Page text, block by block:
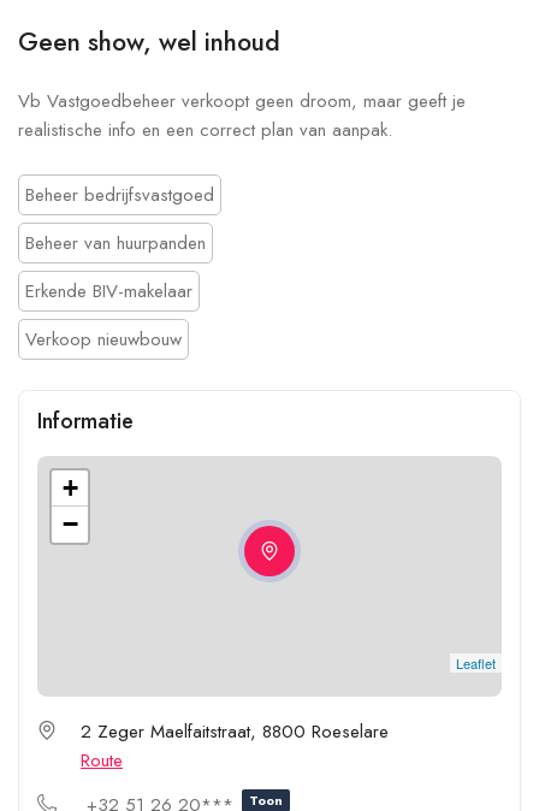
Geen show, wel inhoud
Vb Vastgoedbeheer verkoopt geen droom, maar geeft je
realistische info en een correct plan van aanpak.
Beheer bedrijfsvastgoed
Beheer van huurpanden
Erkende BIV-makelaar
Verkoop nieuwbouw
Informatie
+
−
Leaflet
2 Zeger Maelfaitstraat, 8800 Roeselare
Route
+32 51 26 20***
Toon